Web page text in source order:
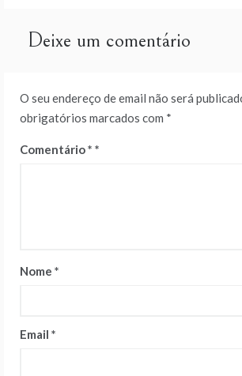
artigos
Deixe um comentário
O seu endereço de email não será
obrigatórios marcados com *
Comentário*
Nome *
Email *